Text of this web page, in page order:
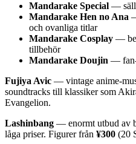
Mandarake Special —
Mandarake Hen no Ana
och ovanliga titlar
Mandarake Cosplay —
tillbehör
Mandarake Doujin — fan-
Fujiya Avic — vintage anime-
soundtracks till klassiker som
Evangelion.
Lashinbang — enormt utbud av
låga priser. Figurer från ¥300 (20